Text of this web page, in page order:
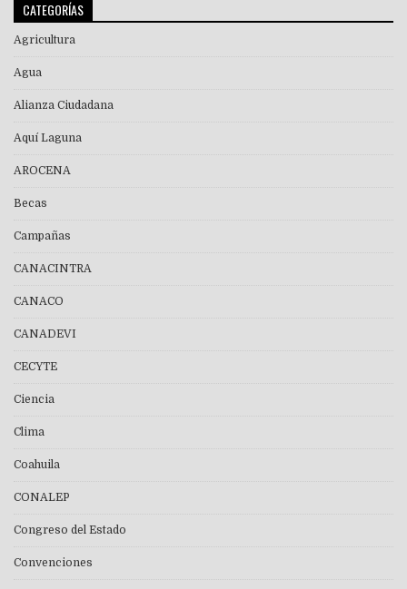
CATEGORÍAS
Agricultura
Agua
Alianza Ciudadana
Aquí Laguna
AROCENA
Becas
Campañas
CANACINTRA
CANACO
CANADEVI
CECYTE
Ciencia
Clima
Coahuila
CONALEP
Congreso del Estado
Convenciones